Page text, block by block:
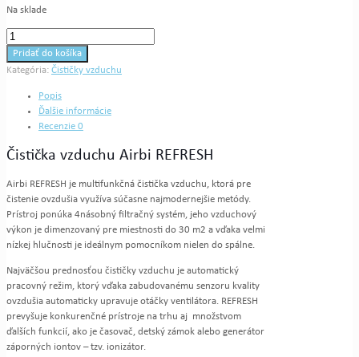
Na sklade
množstvo
Čistička
vzduchu
REFRESH
Pridať do košíka
Kategória: Čističky vzduchu
Popis
Ďalšie informácie
Recenzie 0
Čistička vzduchu Airbi REFRESH
Airbi REFRESH je multifunkčná čistička vzduchu, ktorá pre
čistenie ovzdušia využíva súčasne najmodernejšie metódy.
Prístroj ponúka 4násobný filtračný systém, jeho vzduchový
výkon je dimenzovaný pre miestnosti do 30 m2 a vďaka velmi
nízkej hlučnosti je ideálnym pomocníkom nielen do spálne.
Najväčšou prednosťou čističky vzduchu je automatický
pracovný režim, ktorý vďaka zabudovanému senzoru kvality
ovzdušia automaticky upravuje otáčky ventilátora. REFRESH
prevyšuje konkurenčné prístroje na trhu aj množstvom
ďalších funkcií, ako je časovač, detský zámok alebo generátor
záporných iontov – tzv. ionizátor.